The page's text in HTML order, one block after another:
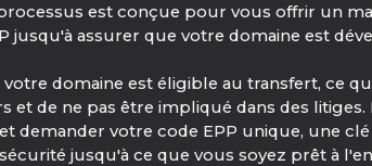
est conçue pour vous offrir un
jusqu'à assurer que votre domaine est
domaine est éligible au transfert, ce
et de ne pas être impliqué dans des
demander votre code EPP unique, une
jusqu'à ce que vous soyez prêt à